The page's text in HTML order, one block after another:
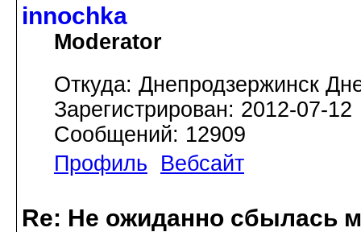
innochka
Moderator
Откуда: Днепродзержинск
Зарегистрирован: 2012-07-12
Сообщений: 12909
Профиль
Вебсайт
Re: Не ожиданно сбылась